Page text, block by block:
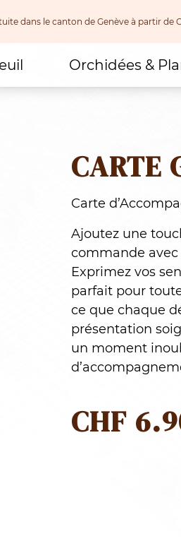
dans le canton de Genève à partir de
Orchidées &
CARTE
Carte
Ajoutez une
commande
Exprimez vos
parfait pour
ce que chaque
présentation
un moment
CHF